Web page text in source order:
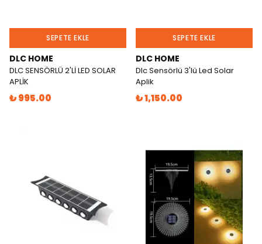
SEPETE EKLE
DLC HOME
DLC SENSÖRLÜ 2'Lİ LED SOLAR
APLİK
₺ 995.00
SEPETE EKLE
DLC HOME
Dlc Sensörlü 3'lü Led Solar
Aplik
₺ 1,150.00